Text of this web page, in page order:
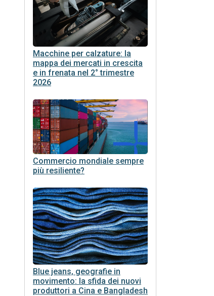
Macchine per calzature: la
mappa dei mercati in crescita
e in frenata nel 2° trimestre
2026
Commercio mondiale sempre
più resiliente?
Blue jeans, geografie in
movimento: la sfida dei nuovi
produttori a Cina e Bangladesh